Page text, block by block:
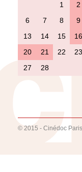
1 2
6
7 8 9
13
14 15 16
20
21 22 23
27
28
© 2015 - Cinédoc